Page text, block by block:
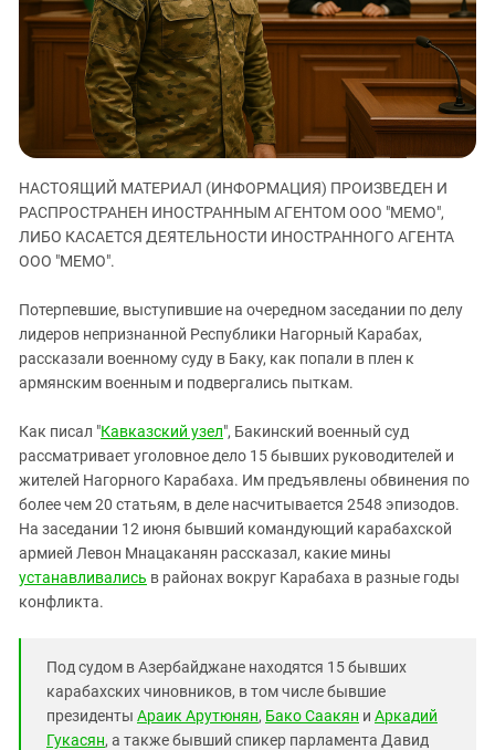
ЗАСТАВЛЯЕТ
КАВКАЗ ЗА ПАЛЕСТИНУ
ИНАКОМЫСЛИЕ В ЧЕЧНЕ
ПРЕСЛЕДОВАНИЕ АКТИВИСТОВ
МОБИЛИЗАЦИЯ И ПРОТЕСТЫ
Дагестан
Ингушетия
Кабардино-Балкария
Калмыкия
Карачаево-Черкесия
Краснодарский край
Российская Федерация
Северная Осетия - Алания
СКФО
Чечня
Южная Осетия
Южный Кавказ
ЮФО
НАСТОЯЩИЙ МАТЕРИАЛ (ИНФОРМАЦИЯ) ПРОИЗВЕДЕН И
РАСПРОСТРАНЕН ИНОСТРАННЫМ АГЕНТОМ ООО "МЕМО",
ЛИБО КАСАЕТСЯ ДЕЯТЕЛЬНОСТИ ИНОСТРАННОГО АГЕНТА
ООО "МЕМО".
Потерпевшие, выступившие на очередном заседании по делу
лидеров непризнанной Республики Нагорный Карабах,
рассказали военному суду в Баку, как попали в плен к
армянским военным и подвергались пыткам.
Как писал "Кавказский узел", Бакинский военный суд
рассматривает уголовное дело 15 бывших руководителей и
жителей Нагорного Карабаха. Им предъявлены обвинения по
более чем 20 статьям, в деле насчитывается 2548 эпизодов.
На заседании 12 июня бывший командующий карабахской
армией Левон Мнацаканян рассказал, какие мины
устанавливались в районах вокруг Карабаха в разные годы
конфликта.
Под судом в Азербайджане находятся 15 бывших
карабахских чиновников, в том числе бывшие
президенты Араик Арутюнян, Бако Саакян и Аркадий
Гукасян, а также бывший спикер парламента Давид